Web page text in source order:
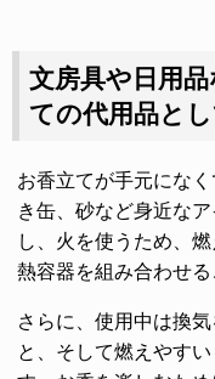
文房具や日用
ての代用品と
お香立てが手元にな
き缶、砂など身近な
し、火を使うため、
熱容器を組み合わせる
さらに、使用中は換
と、そして燃えやす